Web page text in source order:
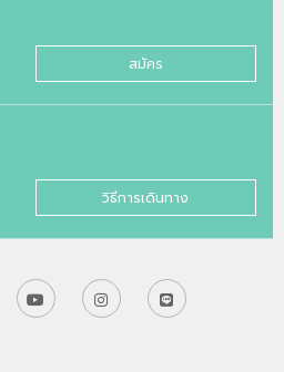
สมัคร
วิธีการเดินทาง